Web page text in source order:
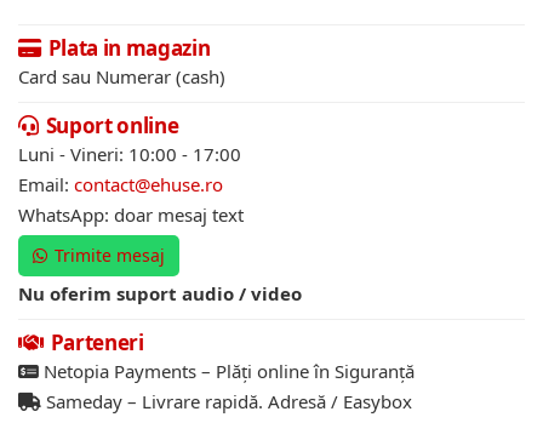
Plata in magazin
Card sau Numerar (cash)
Suport online
Luni - Vineri: 10:00 - 17:00
Email: contact@ehuse.ro
WhatsApp: doar mesaj text
Trimite mesaj
Nu oferim suport audio / video
Parteneri
Netopia Payments – Plăți online în Siguranță
Sameday – Livrare rapidă. Adresă / Easybox